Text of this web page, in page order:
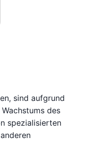
sind aufgrund
des
spezialisierten